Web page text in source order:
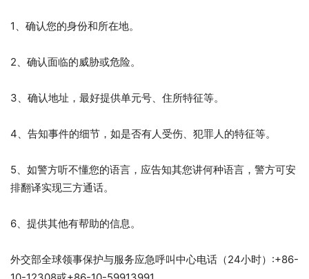
1、确认您的身份和所在地。
2、确认面临的威胁或危险。
3、确认地址，最好提供单元号、住所特征等。
4、告知事件的细节，如是否有人受伤、犯罪人的特征等。
5、如警方听不懂您的语言，应告知其您讲何种语言，警方可安
排翻译实现三方通话。
6、提供其他有帮助的信息。
外交部全球领事保护与服务应急呼叫中心电话（24小时）:+86-